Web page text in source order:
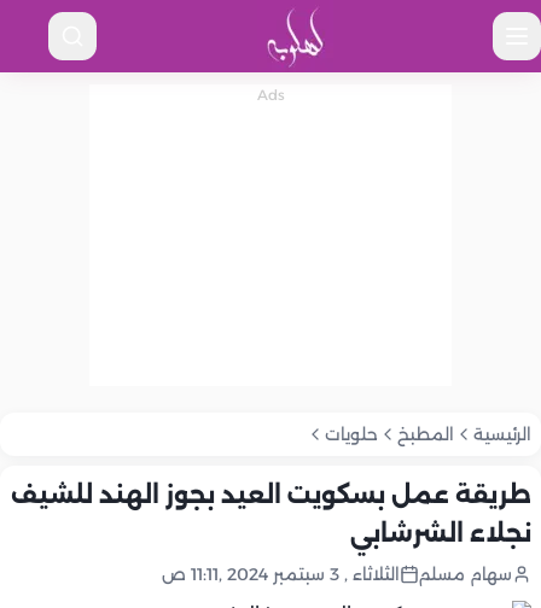
الرئيسية المطبخ حلويات
طريقة عمل بسكويت العيد بجوز الهند للشيف
نجلاء الشرشابي
سهام مسلم الثلاثاء , 3 سبتمبر 2024 ,11:11 ص